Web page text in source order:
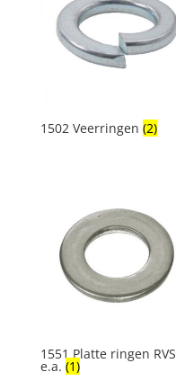
1502 Veerringen (2)
1551 Platte ringen RVS
e.a. (1)